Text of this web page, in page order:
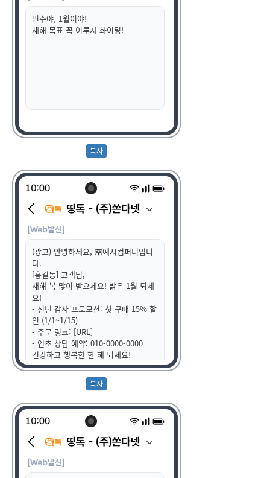
민수야, 1월이야!
새해 목표 꼭 이루자 화이팅!
(광고) 안녕하세요, ㈜예시컴퍼니입니
다.
[홍길동] 고객님,
새해 복 많이 받으세요! 밝은 1월 되세
요!
- 신년 감사 프로모션: 첫 구매 15% 할
인 (1/1~1/15)
- 주문 링크: [URL]
- 연초 상담 예약: 010-0000-0000
건강하고 행복한 한 해 되세요!
무료수신거부 080-123-4567